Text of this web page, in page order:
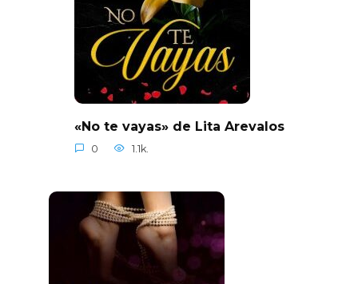
«No te vayas» de Lita Arevalos
0 1.1k.